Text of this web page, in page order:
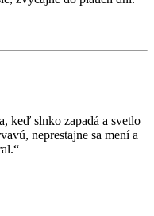
keď slnko zapadá a svetlo
neprestajne sa mení a